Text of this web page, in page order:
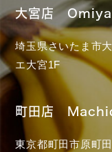
大宮店
埼玉県さいたま市
エ大宮1F
町田店
東京都町田市原